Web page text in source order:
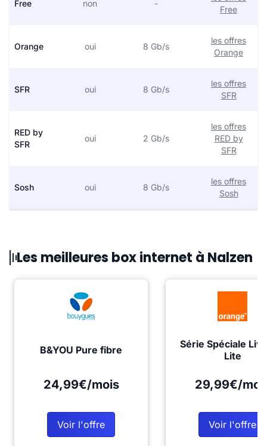
Free non -
Free
Orange oui 8 Gb/s
les offres
Orange
SFR oui 8 Gb/s
les offres
SFR
RED by
SFR
oui 2 Gb/s
les offres
RED by
SFR
Sosh oui 8 Gb/s
les offres
Sosh
Les meilleures box internet à Nalzen
B&YOU Pure fibre
24,99€/mois
Voir l'offre
Série Spéciale
Lite
29,99€/
Voir l'offre